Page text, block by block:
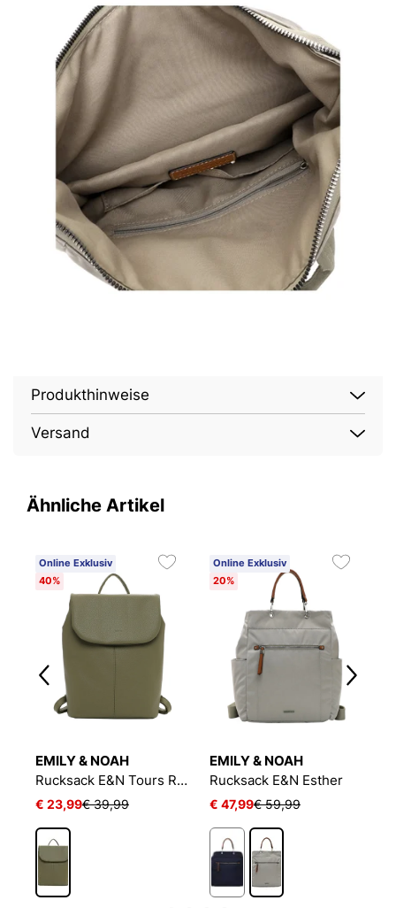
Produkthinweise
Versand
Ähnliche Artikel
Online Exklusiv
40%
EMILY & NOAH
Rucksack E&N Tours RUE 09
€ 23,99€ 39,99
Online Exklusiv
20%
EMILY & NOAH
Rucksack E&N Esther
€ 47,99€ 59,99